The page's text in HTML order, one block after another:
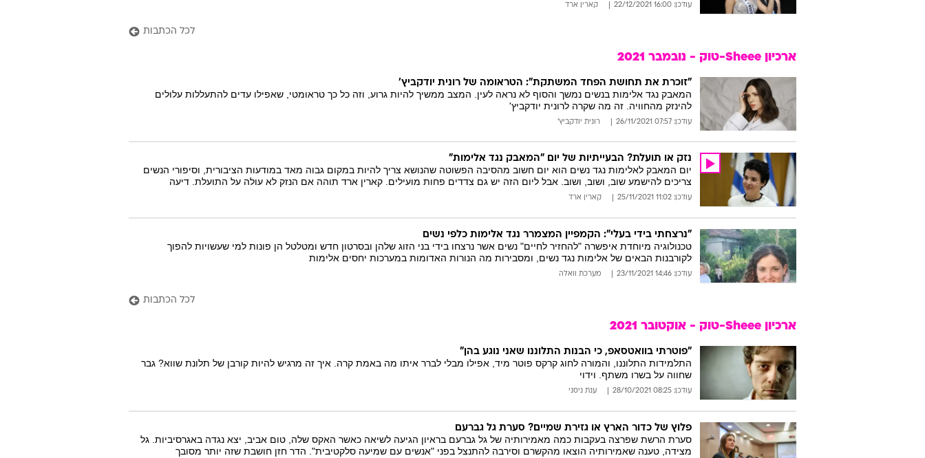
עודכן: 16:00 22/12/2021 קארין ארד
לכל הכתבות
ארכיון Sheee-טוק - נובמבר 2021
"זוכרת את תחושת הפחד המשתקת": הטראומה של רונית יודקביץ'
המאבק נגד אלימות בנשים נמשך והסוף לא נראה לעין. המצב ממשיך להיות גרוע, וזה כל כך טראומטי, שאפילו עדים להתעללות עלולים
להינזק מהחוויה. זה מה שקרה לרונית יודקביץ'
עודכן: 07:57 26/11/2021 רונית יודקביץ'
נזק או תועלת? הבעייתיות של יום "המאבק נגד אלימות"
יום המאבק לאלימות נגד נשים הוא יום חשוב מהסיבה הפשוטה שהנושא צריך להיות במקום גבוה מאד במודעות הציבורית, וסיפורי הנשים
צריכים להישמע שוב, ושוב, ושוב. אבל ליום הזה יש גם צדדים פחות מועילים. קארין ארד תוהה אם הנזק לא עולה על התועלת. דיעה
עודכן: 11:02 25/11/2021 קארין ארד
"נרצחתי בידי בעלי": הקמפיין המצמרר נגד אלימות כלפי נשים
טכנולוגיה מיוחדת איפשרה "להחזיר לחיים" נשים אשר נרצחו בידי בני הזוג שלהן ובסרטון חדש ומטלטל הן פונות למי שעשויות להפוך
לקורבנות הבאים של אלימות נגד נשים, ומסבירות מה הנורות האדומות במערכות יחסים אלימות
עודכן: 14:46 23/11/2021 מערכת וואלה
לכל הכתבות
ארכיון Sheee-טוק - אוקטובר 2021
"פוטרתי בוואטסאפ, כי הבנות התלוננו שאני נוגע בהן"
התלמידות התלוננו, והמורה לחוג קרקס פוטר מיד, אפילו מבלי לברר איתו מה באמת קרה. איך זה מרגיש להיות קורבן של תלונת שווא? גבר
שחווה על בשרו משתף. וידוי
עודכן: 08:25 28/10/2021 ענת ניסני
פלוץ של כדור הארץ או גזירת שמיים? סערת גל גברעם
סערת הרשת שפרצה בעקבות כמה מאמירותיה של גל גברעם בראיון הגיעה לשיאה כאשר האקס שלה, טום אביב, יצא נגדה באגרסיביות. גל
מצידה, טענה שאמירותיה הוצאו מהקשרם וסירבה להתנצל בפני "אנשים עם שמיעה סלקטיבית". הדר חזן חושבת שזה יותר מסובך